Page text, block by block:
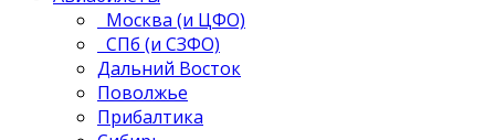
Москва (и ЦФО)
СПб (и СЗФО)
Дальний Восток
Поволжье
Прибалтика